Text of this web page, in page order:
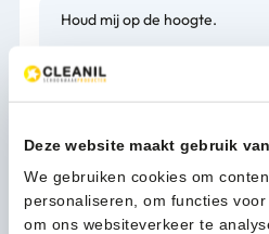
Deze website maakt gebruik
We gebruiken cookies om
personaliseren, om functies
om ons websiteverkeer te
Houd mij op de hoogte.
1-3 werkdagen